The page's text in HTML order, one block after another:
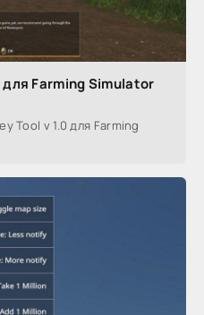
для Farming Simulator
Tool v 1.0 для Farming